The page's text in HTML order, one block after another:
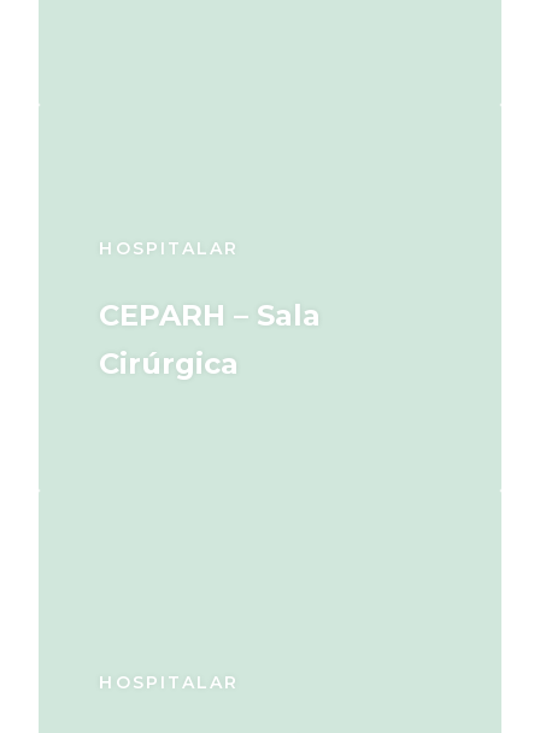
HOSPITALAR
CEPARH – Sala
Cirúrgica
HOSPITALAR